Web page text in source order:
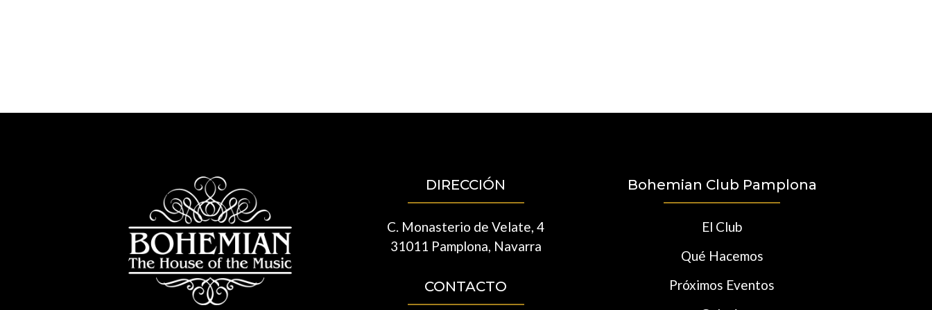
DIRECCIÓN
C. Monasterio de Velate, 4
31011 Pamplona, Navarra
CONTACTO
Bohemian Club Pamplona
El Club
Qué Hacemos
Próximos Eventos